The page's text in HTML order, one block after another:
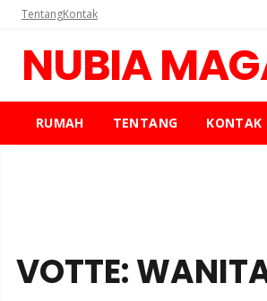
TentangKontak
NUBIA
RUMAH TENTANG KONTAK
VOTTE: